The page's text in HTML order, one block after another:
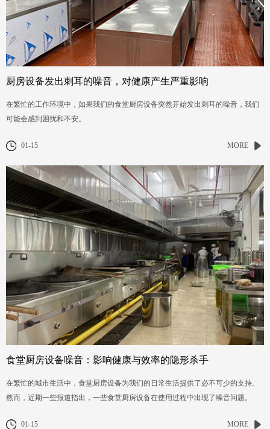
厨房设备发出刺耳的噪音，对健康产生严重影响
在繁忙的工作环境中，如果我们的食堂厨房设备突然开始发出刺耳的噪音，我们
可能会感到困扰和不安。
01-15 MORE
食堂厨房设备噪音：影响健康与效率的隐形杀手
在繁忙的城市生活中，食堂厨房设备为我们的日常生活提供了必不可少的支持。
然而，近期一些报道指出，一些食堂厨房设备在使用过程中出现了噪音问题。
01-15 MORE